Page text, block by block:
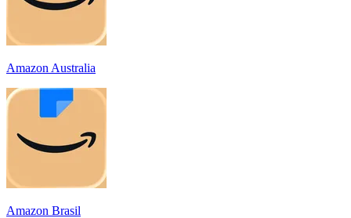
Amazon Australia
Amazon Brasil